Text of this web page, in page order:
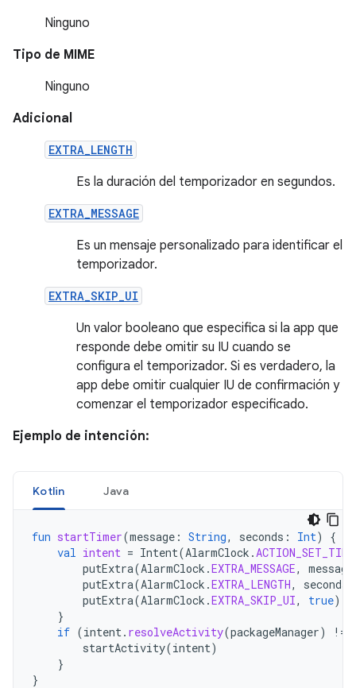
Ninguno
Tipo de MIME
Ninguno
Adicional
EXTRA_LENGTH
Es la duración del temporizador en segundos.
EXTRA_MESSAGE
Es un mensaje personalizado para identificar el
temporizador.
EXTRA_SKIP_UI
Un valor booleano que especifica si la app que
responde debe omitir su IU cuando se
configura el temporizador. Si es verdadero, la
app debe omitir cualquier IU de confirmación y
comenzar el temporizador especificado.
Ejemplo de intención:
Kotlin Java
fun startTimer(message : String, seconds : Int)
{
val intent = Intent(AlarmClock .
putExtra(AlarmClock .EXTRA_MESSAGE, message
putExtra(AlarmClock .EXTRA_LENGTH, seconds
putExtra(AlarmClock .EXTRA_SKIP_UI, true)
}
if (intent. resolveActivity(packageManager) !=
startActivity(intent)
}
}